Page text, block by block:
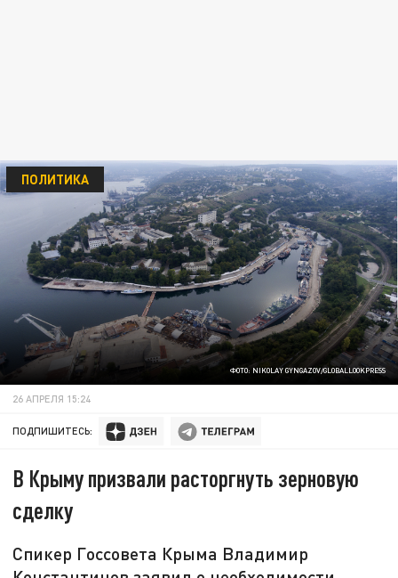
ФОТО: NIKOLAY GYNGAZOV/GLOBALLOOKPRESS
ПОЛИТИКА
26 АПРЕЛЯ 15:24
ПОДПИШИТЕСЬ:
В Крыму призвали расторгнуть зерновую
сделку
Спикер Госсовета Крыма Владимир